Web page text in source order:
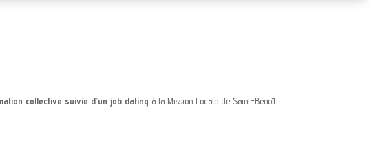
collective suivie d’un job dating à la Mission Locale de Saint-Benoît